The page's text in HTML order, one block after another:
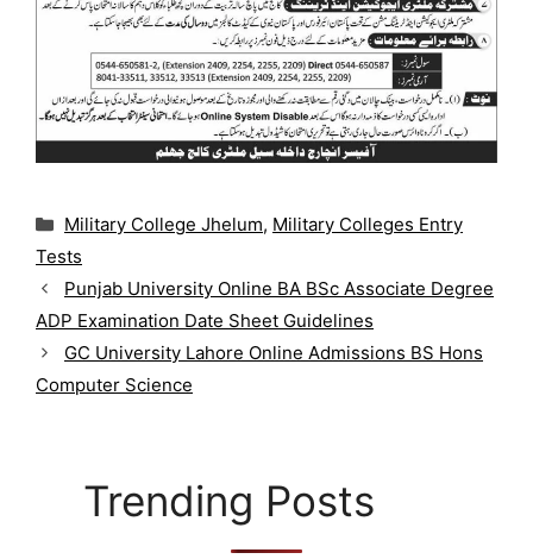
C
a
t
e
g
o
i
Military College Jhelum, Military Colleges Entry
Tests
Punjab University Online BA BSc Associate Degree
ADP Examination Date Sheet Guidelines
GC University Lahore Online Admissions BS Hons
Computer Science
Trending Posts